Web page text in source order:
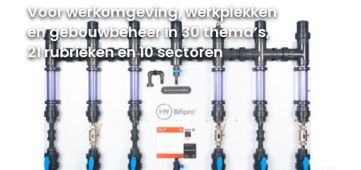
Voor werkomgeving, werkplekken
en gebouwbeheer in 30 thema’s,
21 rubrieken en 10 sectoren